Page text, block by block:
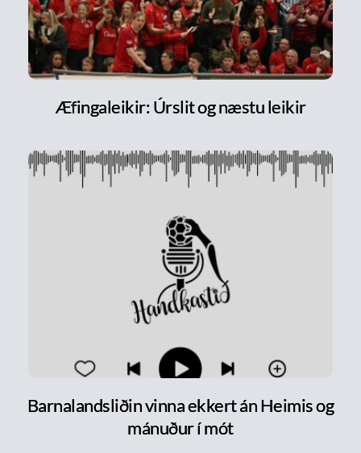
Æfingaleikir: Úrslit og næstu leikir
Barnalandsliðin vinna ekkert án Heimis og
mánuður í mót